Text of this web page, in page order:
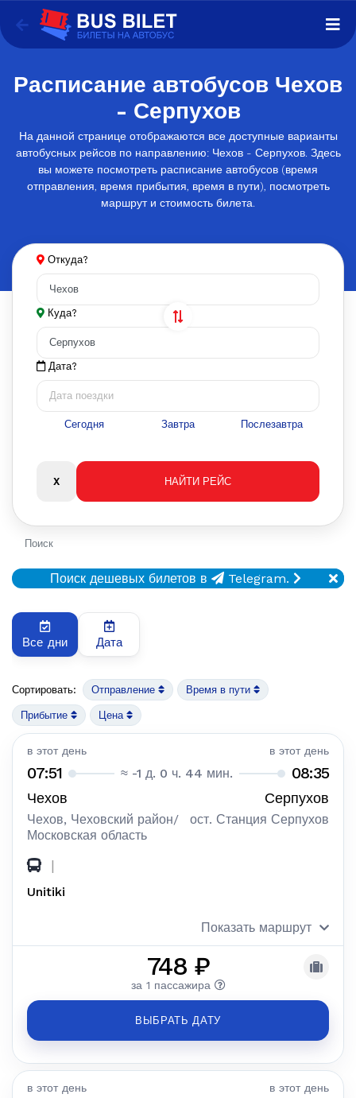
Расписание автобусов Чехов
- Серпухов
На данной странице отображаются все доступные варианты
автобусных рейсов по направлению: Чехов - Серпухов. Здесь
вы можете посмотреть расписание автобусов (время
отправления, время прибытия, время в пути), посмотреть
маршрут и стоимость билета.
Откуда?
Куда?
Дата?
Сегодня Завтра Послезавтра
Поиск
Поиск дешевых билетов в Telegram.
Все дни Дата
Сортировать: Отправление Время в пути
Прибытие Цена
в этот день в этот день
07:51 ≈ -1 д. 0 ч. 44 мин. 08:35
Чехов Серпухов
Чехов, Чеховский район/
Московская область
ост. Станция Серпухов
|
Unitiki
Показать маршрут
748 ₽
за 1 пассажира
ВЫБРАТЬ ДАТУ
в этот день в этот день